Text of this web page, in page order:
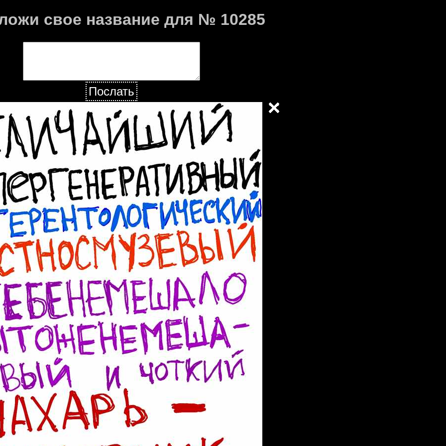
свое название для № 10285
Послать